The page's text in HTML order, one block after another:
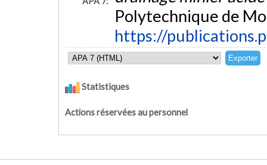
Polytechnique de
https://
Statistiques
Actions réservées au personnel